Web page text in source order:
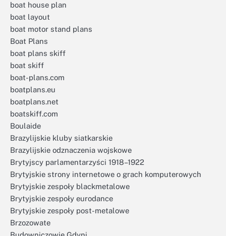
boat house plan
boat layout
boat motor stand plans
Boat Plans
boat plans skiff
boat skiff
boat-plans.com
boatplans.eu
boatplans.net
boatskiff.com
Boulaide
Brazylijskie kluby siatkarskie
Brazylijskie odznaczenia wojskowe
Brytyjscy parlamentarzyści 1918–1922
Brytyjskie strony internetowe o grach komputerowych
Brytyjskie zespoły blackmetalowe
Brytyjskie zespoły eurodance
Brytyjskie zespoły post-metalowe
Brzozowate